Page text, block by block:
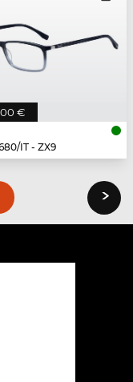
€
IT - ZX9
›